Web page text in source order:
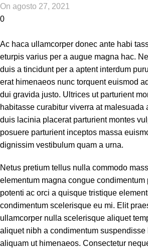
On agosto 27, 2021
0
Ac haca ullamcorper donec ante habi
eturpis varius per a augue magna hac.
duis a tincidunt per a aptent interdum
erat himenaeos nunc torquent euismod
dui gravida justo. Ultrices ut parturient
habitasse curabitur viverra at malesuada
duis lacinia placerat parturient montes
posuere parturient inceptos massa
dignissim vestibulum quam a urna.
Netus pretium tellus nulla commodo
elementum magna congue condimentum
potenti ac orci a quisque tristique
condimentum scelerisque eu mi. Elit
ullamcorper nulla scelerisque aliquet
aliquet nibh a condimentum suspendisse
aliquam ut himenaeos. Consectetur